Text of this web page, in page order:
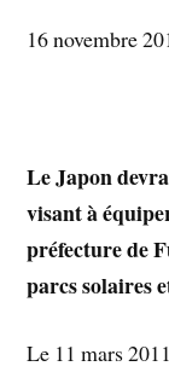
16 novembre
Le Japon
visant à
préfecture de
parcs solaires
Le 11 mars